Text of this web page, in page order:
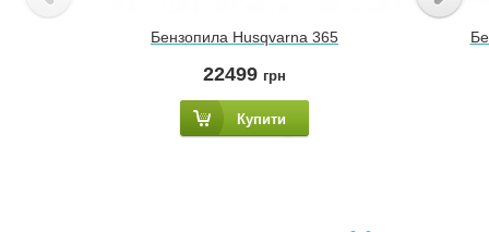
Бензопила Husqvarna 365
22499 грн
Купити